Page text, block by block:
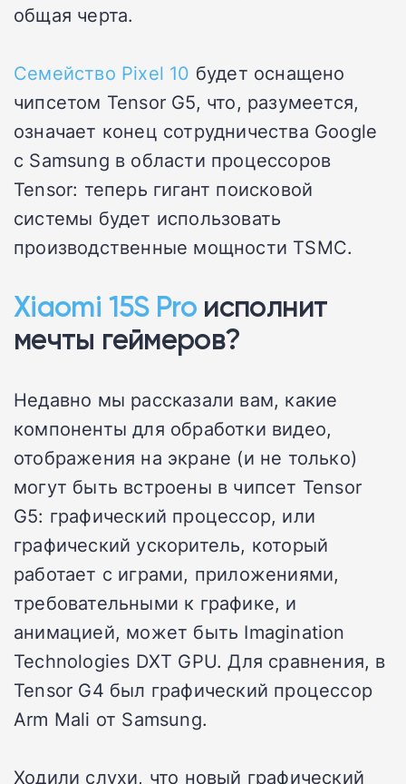
общая черта.
Семейство Pixel 10 будет оснащено
чипсетом Tensor G5, что, разумеется,
означает конец сотрудничества Google
с Samsung в области процессоров
Tensor: теперь гигант поисковой
системы будет использовать
производственные мощности TSMC.
Xiaomi 15S Pro исполнит
мечты геймеров?
Недавно мы рассказали вам, какие
компоненты для обработки видео,
отображения на экране (и не только)
могут быть встроены в чипсет Tensor
G5: графический процессор, или
графический ускоритель, который
работает с играми, приложениями,
требовательными к графике, и
анимацией, может быть Imagination
Technologies DXT GPU. Для сравнения, в
Tensor G4 был графический процессор
Arm Mali от Samsung.
Ходили слухи, что новый графический